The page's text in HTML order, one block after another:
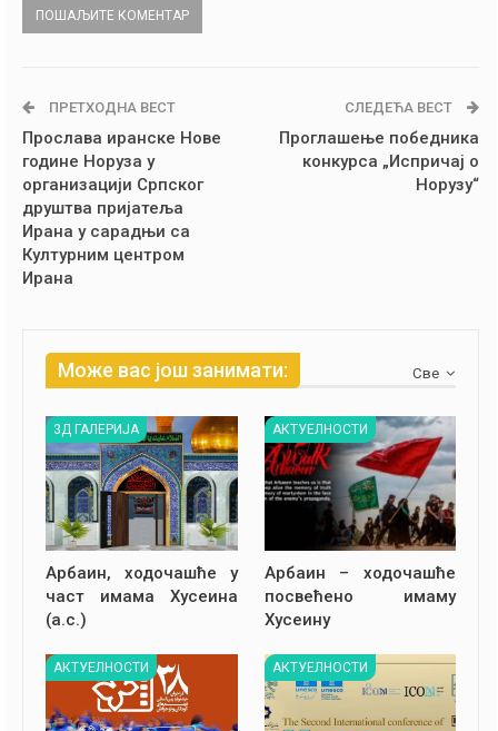
ПРЕТХОДНА ВЕСТ
Прослава иранске Нове
године Норуза у
организацији Српског
друштва пријатеља
Ирана у сарадњи са
Културним центром
Ирана
СЛЕДЕЋА ВЕСТ
Проглашење победника
конкурса „Испричај о
Норузу“
Све
Може вас још занимати:
3Д ГАЛЕРИЈА
Арбаин, ходочашће у
част имама Хусеина
(а.с.)
АКТУЕЛНОСТИ
Арбаин – ходочашће
посвећено имаму
Хусеину
АКТУЕЛНОСТИ АКТУЕЛНОСТИ